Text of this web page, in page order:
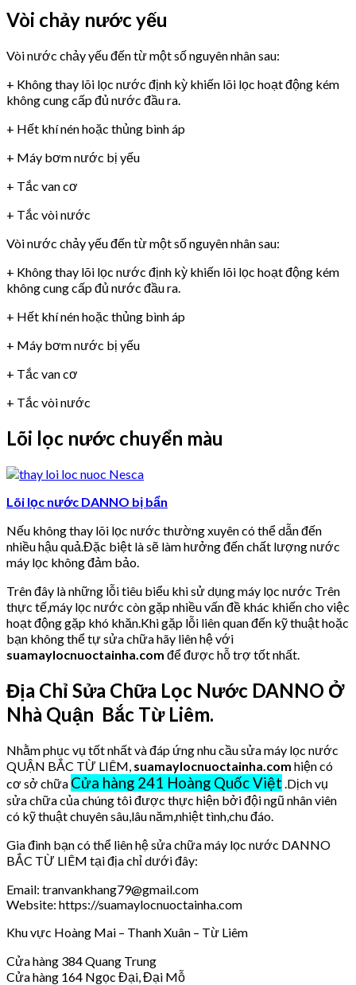
Vòi chảy nước yếu
Vòi nước chảy yếu đến từ một số nguyên nhân sau:
+ Không thay lõi lọc nước định kỳ khiến lõi lọc hoạt động kém
không cung cấp đủ nước đầu ra.
+ Hết khí nén hoặc thủng bình áp
+ Máy bơm nước bị yếu
+ Tắc van cơ
+ Tắc vòi nước
Vòi nước chảy yếu đến từ một số nguyên nhân sau:
+ Không thay lõi lọc nước định kỳ khiến lõi lọc hoạt động kém
không cung cấp đủ nước đầu ra.
+ Hết khí nén hoặc thủng bình áp
+ Máy bơm nước bị yếu
+ Tắc van cơ
+ Tắc vòi nước
Lõi lọc nước chuyển màu
Lõi lọc nước DANNO bị bẩn
Nếu không thay lõi lọc nước thường xuyên có thể dẫn đến
nhiều hậu quả.Đặc biệt là sẽ làm hưởng đến chất lượng nước
máy lọc không đảm bảo.
Trên đây là những lỗi tiêu biểu khi sử dụng máy lọc nước Trên
thực tế,máy lọc nước còn gặp nhiều vấn đề khác khiến cho việc
hoạt động gặp khó khăn.Khi gặp lỗi liên quan đến kỹ thuật hoặc
bạn không thể tự sửa chữa hãy liên hệ với
suamaylocnuoctainha.com để được hỗ trợ tốt nhất.
Địa Chỉ Sửa Chữa Lọc Nước DANNO Ở
Nhà Quận Bắc Từ Liêm.
Nhằm phục vụ tốt nhất và đáp ứng nhu cầu sửa máy lọc nước
QUẬN BẮC TỪ LIÊM, suamaylocnuoctainha.com hiện có
cơ sở chữa Cửa hàng 241 Hoàng Quốc Việt .Dịch vụ
sửa chữa của chúng tôi được thực hiện bởi đội ngũ nhân viên
có kỹ thuật chuyên sâu,lâu năm,nhiệt tình,chu đáo.
Gia đình bạn có thể liên hệ sửa chữa máy lọc nước DANNO
BẮC TỪ LIÊM tại địa chỉ dưới đây:
Email: tranvankhang79@gmail.com
Website: https://suamaylocnuoctainha.com
Khu vực Hoàng Mai – Thanh Xuân – Từ Liêm
Cửa hàng 384 Quang Trung
Cửa hàng 164 Ngọc Đại, Đại Mỗ